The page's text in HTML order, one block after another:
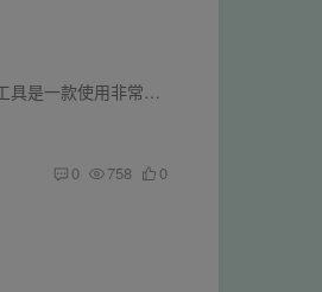
软件介绍 绿色单文件封装工具是一款使用非常简单方便的文件封装工具，它能将多文件绿色软件打包成单文件exe程序，支持格式有exe、bat、cmd。软件适用键盘快捷键，Shirt+Enter刚开始封裝，ESC停...
0 758 0